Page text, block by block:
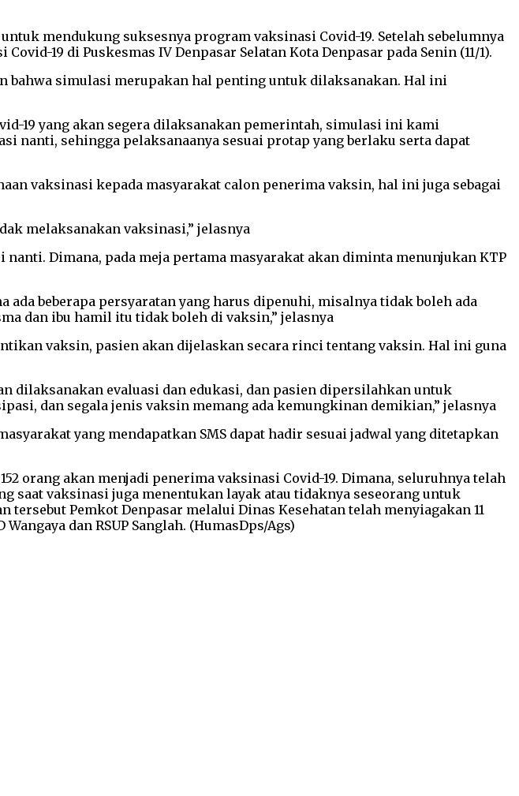
mendukung suksesnya program vaksinasi Covid-19. Setelah sebelumnya
19 di Puskesmas IV Denpasar Selatan Kota Denpasar pada Senin (11/1).
bahwa simulasi merupakan hal penting untuk dilaksanakan. Hal ini
19 yang akan segera dilaksanakan pemerintah, simulasi ini kami
nanti, sehingga pelaksanaanya sesuai protap yang berlaku serta dapat
vaksinasi kepada masyarakat calon penerima vaksin, hal ini juga sebagai
melaksanakan vaksinasi,” jelasnya
Dimana, pada meja pertama masyarakat akan diminta menunjukan KTP
beberapa persyaratan yang harus dipenuhi, misalnya tidak boleh ada
dan ibu hamil itu tidak boleh di vaksin,” jelasnya
vaksin, pasien akan dijelaskan secara rinci tentang vaksin. Hal ini guna
dilaksanakan evaluasi dan edukasi, dan pasien dipersilahkan untuk
dan segala jenis vaksin memang ada kemungkinan demikian,” jelasnya
yang mendapatkan SMS dapat hadir sesuai jadwal yang ditetapkan
orang akan menjadi penerima vaksinasi Covid-19. Dimana, seluruhnya telah
vaksinasi juga menentukan layak atau tidaknya seseorang untuk
Pemkot Denpasar melalui Dinas Kesehatan telah menyiagakan 11
dan RSUP Sanglah. (HumasDps/Ags)